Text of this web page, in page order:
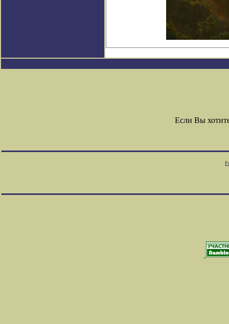
Если Вы